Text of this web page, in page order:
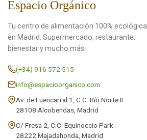
Espacio Orgánico
Tu centro de alimentación 100% ecológica
en Madrid. Supermercado, restaurante,
bienestar y mucho más.
(+34) 916 572 515
info@espacioorganico.com
Av. de Fuencarral 1, C.C. Río Norte II
28108 Alcobendas, Madrid
C/ Fresa 2, C.C. Equinoccio Park
28222 Majadahonda, Madrid